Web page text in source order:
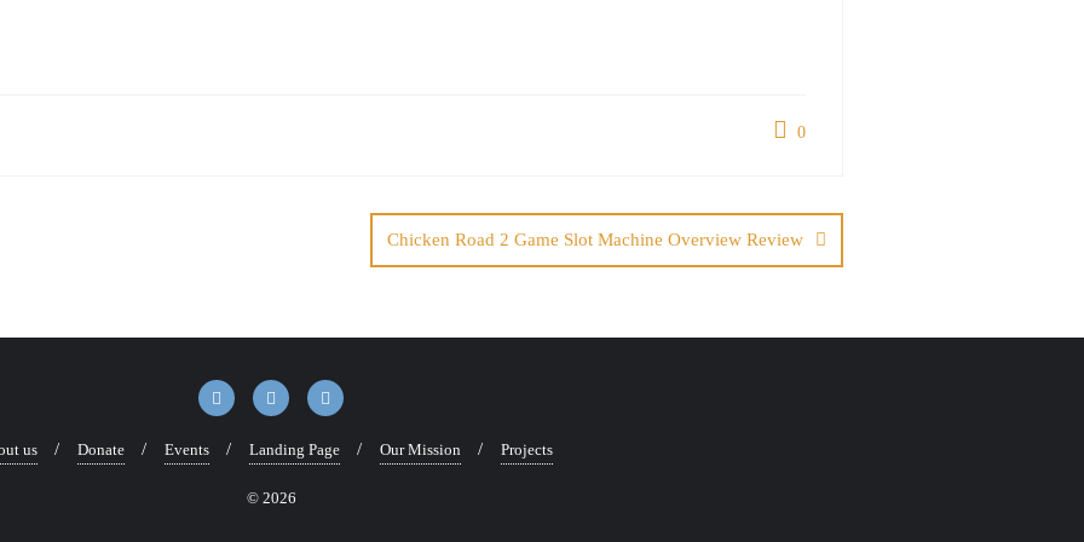
0
Chicken Road 2 Game Slot Machine Overview Review
us Donate Events Landing Page Our Mission Projects
© 2026